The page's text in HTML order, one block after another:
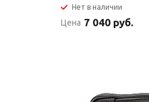
Нет в наличии
Цена 7 040 руб.